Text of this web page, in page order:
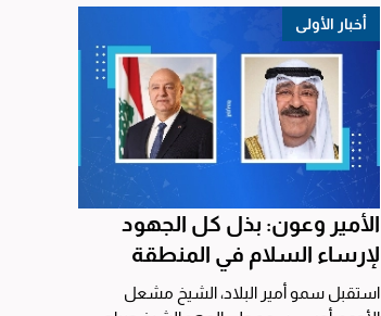
أخبار الأولى
الأمير وعون: بذل كل الجهود
لإرساء السلام في المنطقة
استقبل سمو أمير البلاد، الشيخ مشعل